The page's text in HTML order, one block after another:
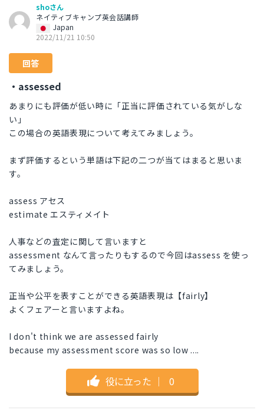
shoさん
ネイティブキャンプ英会話講師
Japan
2022/11/21 10:50
回答
・assessed
あまりにも評価が低い時に「正当に評価されている気がしな
い」
この場合の英語表現について考えてみましょう。
まず評価するという単語は下記の二つが当てはまると思いま
す。
assess アセス
estimate エスティメイト
人事などの査定に関して言いますと
assessment なんて言ったりもするので今回はassess を使っ
てみましょう。
正当や公平を表すことができる英語表現は【fairly】
よくフェアーと言いますよね。
I don't think we are assessed fairly
because my assessment score was so low ....
役に立った ｜ 0